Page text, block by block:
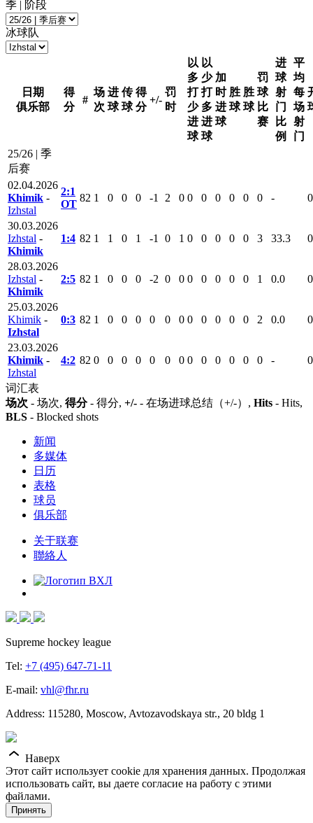
季 | 阶段
冰球队
日期
俱乐部
得
分
#
场
次
进
球
传
球
得
分
+/-
罚
时
以
多
打
少
进
球
以
少
打
多
进
球
加
时
进
球
胜
球
胜
球
罚
球
比
赛
进
球
射
门
比
例
平
均
每
场
射
门
25/26 | 季
后赛
02.04.2026
Khimik -
Izhstal
2:1
ОТ
82 1 0 0 0 -1 2 0 0 0 0 0 0 0 - 0
30.03.2026
Izhstal -
Khimik
1:4 82 1 1 0 1 -1 0 1 0 0 0 0 0 3 33.3 0
28.03.2026
Izhstal -
Khimik
2:5 82 1 0 0 0 -2 0 0 0 0 0 0 0 1 0.0 0
25.03.2026
Khimik -
Izhstal
0:3 82 1 0 0 0 0 0 0 0 0 0 0 0 2 0.0 0
23.03.2026
Khimik -
Izhstal
4:2 82 0 0 0 0 0 0 0 0 0 0 0 0 0 - 0
词汇表
场次 - 场次, 得分- 得分, +/- - 在场进球总结（+/-）, Hits - Hits,
BLS - Blocked shots
新闻
多媒体
日历
表格
球员
俱乐部
关于联赛
聯絡人
Supreme hockey league
Tel: +7 (495) 647-71-11
E-mail: vhl@fhr.ru
Address: 115280, Moscow, Avtozavodskaya str., 20 bldg 1
Наверх
Этот сайт использует cookie для хранения данных. Продолжая
использовать сайт, вы даете согласие на работу с этими
файлами.
Принять